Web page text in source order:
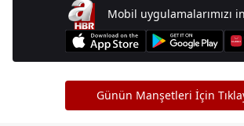
Mobil uygulamalarımızı
Günün Manşetleri İçin